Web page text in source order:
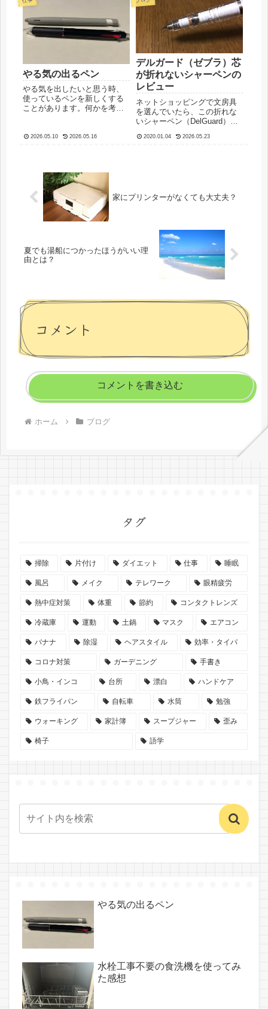
をうまく切れるかに影響しま
ましの音に気がつかずにしば
らく...
ダーの葉も少しブレンドして
みました。材料【材料】・レ
モングラス 葉1枚・スペアミ
ント...
やる気の出るペン
やる気を出したいと思う時、
使っているペンを新しくする
ことがあります。何かを考え
く、また手に持っているとき
や使い道...
2026.05.10 2026.05.16
デルガード（ゼブラ）芯
が折れないシャーペンの
レビュー
ネットショッピングで文房具
を選んでいたら、この折れな
いシャーペン（DelGuard）が
してみました。人気商品だと
2020.01.04 2026.05.23
家にプリンターがなくても大丈夫？
夏でも湯船につかったほうがいい理
由とは？
コメント
コメントを書き込む
ホーム ブログ
タグ
掃除 片付け ダイエット 仕事 睡眠
風呂 メイク テレワーク 眼精疲労
熱中症対策 体重 節約 コンタクトレンズ
冷蔵庫 運動 土鍋 マスク エアコン
バナナ 除湿 ヘアスタイル 効率・タイパ
コロナ対策 ガーデニング 手書き
小鳥・インコ 台所 漂白 ハンドケア
鉄フライパン 自転車 水筒 勉強
ウォーキング 家計簿 スープジャー 歪み
椅子 語学
やる気の出るペン
水栓工事不要の食洗機を使ってみ
た感想